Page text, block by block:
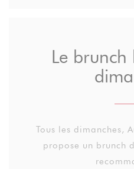
Le
Tous les dimanches,
propose un brunch